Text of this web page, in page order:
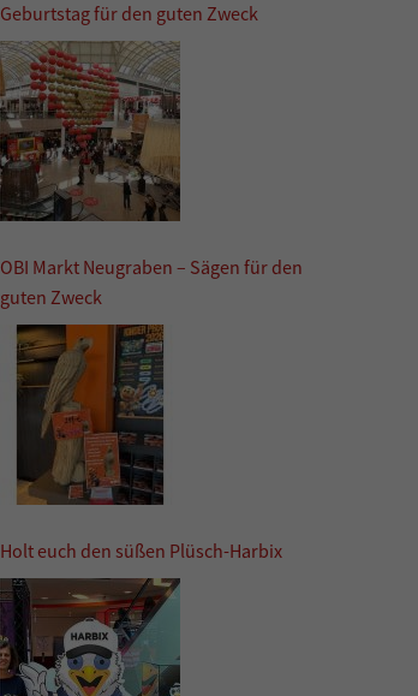
Geburtstag für den guten Zweck
OBI Markt Neugraben – Sägen für den
guten Zweck
Holt euch den süßen Plüsch-Harbix